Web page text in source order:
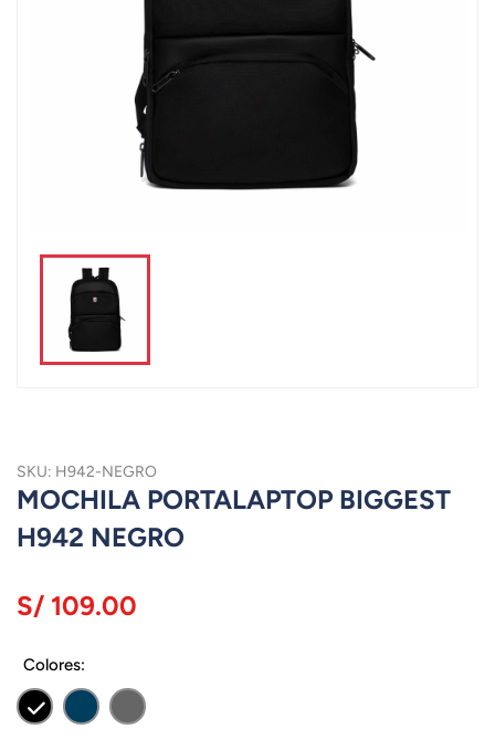
SKU: H942-NEGRO
MOCHILA PORTALAPTOP BIGGEST
H942 NEGRO
S/ 109.00
Colores: